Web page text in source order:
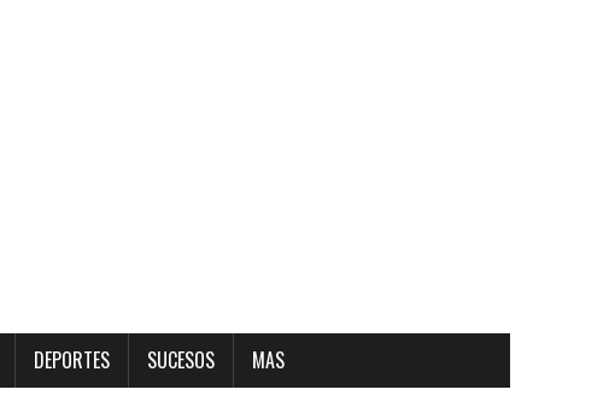
DEPORTES SUCESOS MAS